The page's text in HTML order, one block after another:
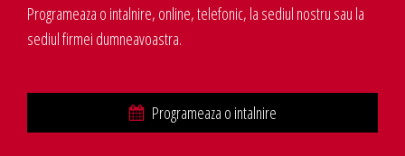
Programeaza o intalnire, online, telefonic, la sediul nostru sau la
sediul firmei dumneavoastra.
Programeaza o intalnire